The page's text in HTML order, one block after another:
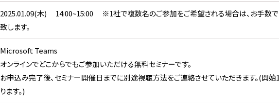
2025.01.09(木) 14:00~15:00 ※1社で複数名のご参加をご希望される場合は、お手数
致します。
Microsoft Teams
オンラインでどこからでもご参加いただける無料セミナーです。
お申込み完了後、セミナー開催日までに別途視聴方法をご連絡させていただきます。(開
ります。)